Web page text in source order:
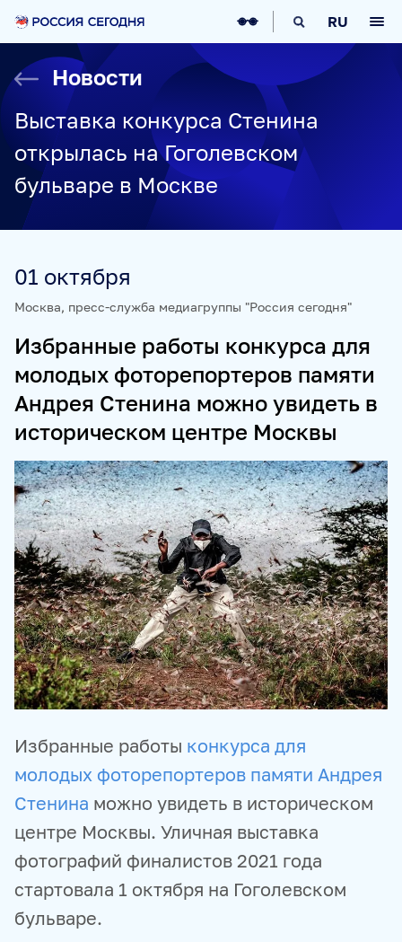
О НАС
О МЕДИАГРУППЕ
ИСТОРИЯ
СОЦИАЛЬНАЯ ОТВЕТСТВЕННОСТЬ
РУКОВОДСТВО
КАРЬЕРА
СТАЖИРОВКА
IT-ВОЗМОЖНОСТИ
НАГРАДЫ
НАШИ СМИ
РИА НОВОСТИ
СОЦИАЛЬНЫЙ НАВИГАТОР
ПРОЕКТЫ
SPUTNIKPRO
КОНКУРС ИМЕНИ СТЕНИНА
ФЕСТИВАЛЬ KOKTEBEL JAZZ PARTY
ПОЖАЛУЙСТА, ДЫШИТЕ!
НЮРНБЕРГ. НАЧАЛО МИРА
ПРОДУКТЫ И СЕРВИСЫ
НОВОСТНЫЕ ЛЕНТЫ
МЕДИАБАНК
РЕКЛАМА И СПЕЦПРОЕКТЫ
МЕДИАФАСАД
РЕЙТИНГИ И АНАЛИТИКА
БАЗА АНОНСОВ
ПЕРЕВОДЫ
ФОТОХОСТИНГИ
ФОТОВЫСТАВКИ
ТРЕНИНГИ
МУЛЬТИМЕДИЙНЫЙ ПРЕСС-ЦЕНТР
RU
Новости
Выставка конкурса Стенина
открылась на Гоголевском
бульваре в Москве
01 октября
Москва, пресс-служба медиагруппы "Россия сегодня"
Избранные работы конкурса для
молодых фоторепортеров памяти
Андрея Стенина можно увидеть в
историческом центре Москвы
Избранные работы конкурса для
молодых фоторепортеров памяти Андрея
Стенина можно увидеть в историческом
центре Москвы. Уличная выставка
фотографий финалистов 2021 года
стартовала 1 октября на Гоголевском
бульваре.